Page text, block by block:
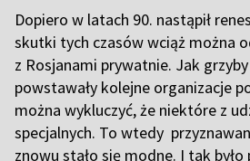
Dopiero w latach 90. nastąpił
skutki tych czasów wciąż można
z Rosjanami prywatnie. Jak
powstawały kolejne organizacje
można wykluczyć, że niektóre z
specjalnych. To wtedy
znowu stało się modne. I tak